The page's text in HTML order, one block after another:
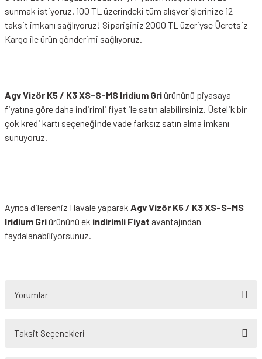
sunmak istiyoruz. 100 TL üzerindeki tüm alışverişlerinize 12
taksit imkanı sağlıyoruz! Siparişiniz 2000 TL üzeriyse Ücretsiz
Kargo ile ürün gönderimi sağlıyoruz.
Agv Vizör K5 / K3 XS-S-MS Iridium Griürününü piyasaya
fiyatına göre daha indirimli fiyat ile satın alabilirsiniz. Üstelik bir
çok kredi kartı seçeneğinde vade farksız satın alma imkanı
sunuyoruz.
Ayrıca dilerseniz Havale yaparak Agv Vizör K5 / K3 XS-S-MS
Iridium Griürününü ek indirimli Fiyat avantajından
faydalanabiliyorsunuz.
Yorumlar
Taksit Seçenekleri